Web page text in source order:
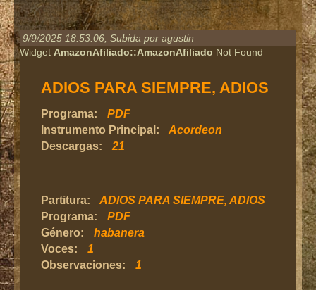
9/9/2025 18:53:06 , Subida por agustin
Widget AmazonAfiliado::AmazonAfiliado Not Found
ADIOS PARA SIEMPRE, ADIOS
Programa:
PDF
Instrumento Principal:
Acordeon
Descargas:
21
Partitura:
ADIOS PARA SIEMPRE, ADIOS
Programa:
PDF
Género:
habanera
Voces:
1
Observaciones:
1